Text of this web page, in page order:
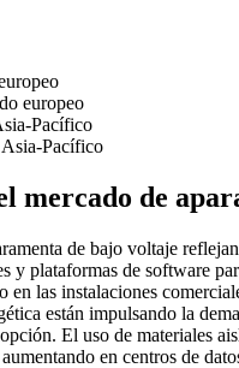
europeo
Pacífico
Pacífico
mercado de
de bajo voltaje
y plataformas de software
en las instalaciones
están impulsando la
El uso de materiales
en centros de